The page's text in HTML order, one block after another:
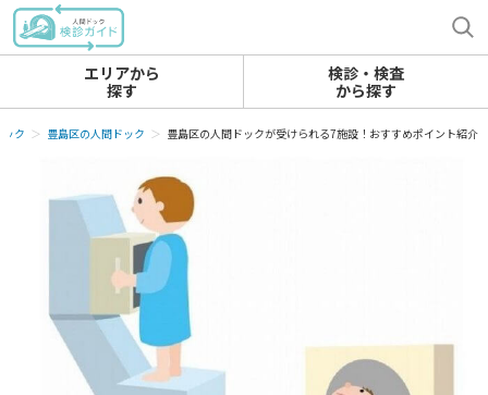
エリアから
探す
検診・検査
から探す
ク 豊島区の人間ドック 豊島区の人間ドックが受けられる7施設！おすすめポイント紹介